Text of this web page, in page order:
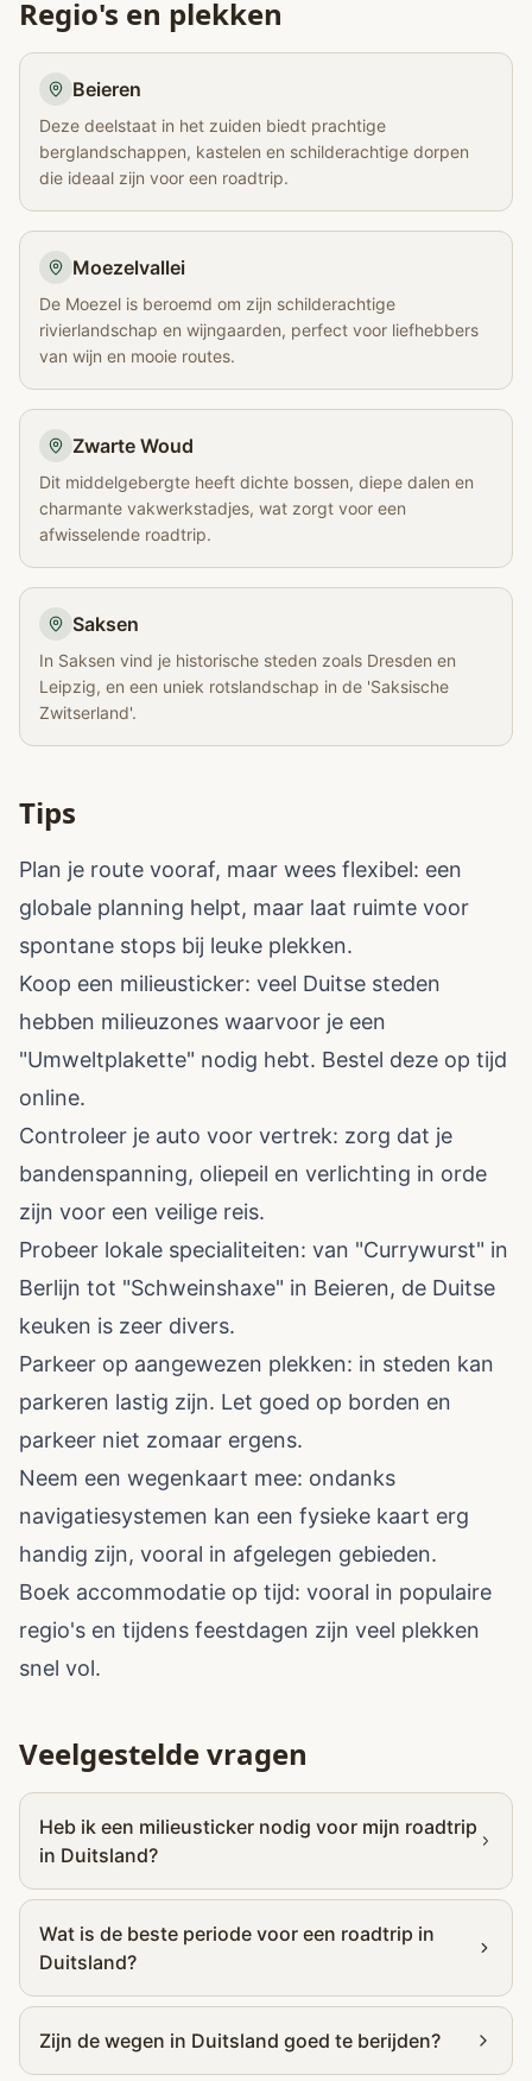
Regio's en plekken
Beieren
Deze deelstaat in het zuiden biedt prachtige
berglandschappen, kastelen en schilderachtige dorpen
die ideaal zijn voor een roadtrip.
Moezelvallei
De Moezel is beroemd om zijn schilderachtige
rivierlandschap en wijngaarden, perfect voor liefhebbers
van wijn en mooie routes.
Zwarte Woud
Dit middelgebergte heeft dichte bossen, diepe dalen en
charmante vakwerkstadjes, wat zorgt voor een
afwisselende roadtrip.
Saksen
In Saksen vind je historische steden zoals Dresden en
Leipzig, en een uniek rotslandschap in de 'Saksische
Zwitserland'.
Tips
Plan je route vooraf, maar wees flexibel: een
globale planning helpt, maar laat ruimte voor
spontane stops bij leuke plekken.
Koop een milieusticker: veel Duitse steden
hebben milieuzones waarvoor je een
"Umweltplakette" nodig hebt. Bestel deze op tijd
online.
Controleer je auto voor vertrek: zorg dat je
bandenspanning, oliepeil en verlichting in orde
zijn voor een veilige reis.
Probeer lokale specialiteiten: van "Currywurst" in
Berlijn tot "Schweinshaxe" in Beieren, de Duitse
keuken is zeer divers.
Parkeer op aangewezen plekken: in steden kan
parkeren lastig zijn. Let goed op borden en
parkeer niet zomaar ergens.
Neem een wegenkaart mee: ondanks
navigatiesystemen kan een fysieke kaart erg
handig zijn, vooral in afgelegen gebieden.
Boek accommodatie op tijd: vooral in populaire
regio's en tijdens feestdagen zijn veel plekken
snel vol.
Veelgestelde vragen
Heb ik een milieusticker nodig voor mijn roadtrip
in Duitsland?
Wat is de beste periode voor een roadtrip in
Duitsland?
Zijn de wegen in Duitsland goed te berijden?